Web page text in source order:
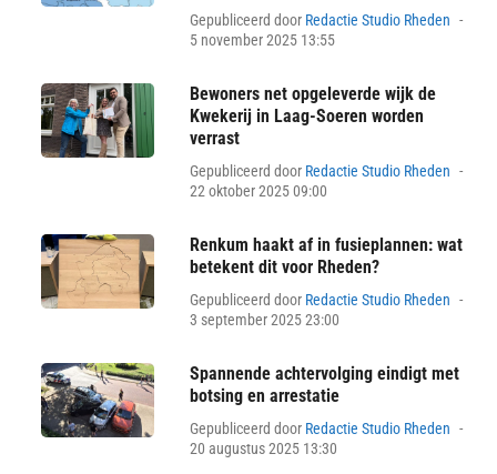
Gepubliceerd door Redactie Studio Rheden
5 november 2025 13:55
Bewoners net opgeleverde wijk de
Kwekerij in Laag-Soeren worden
verrast
Gepubliceerd door Redactie Studio Rheden
22 oktober 2025 09:00
Renkum haakt af in fusieplannen: wat
betekent dit voor Rheden?
Gepubliceerd door Redactie Studio Rheden
3 september 2025 23:00
Spannende achtervolging eindigt met
botsing en arrestatie
Gepubliceerd door Redactie Studio Rheden
20 augustus 2025 13:30